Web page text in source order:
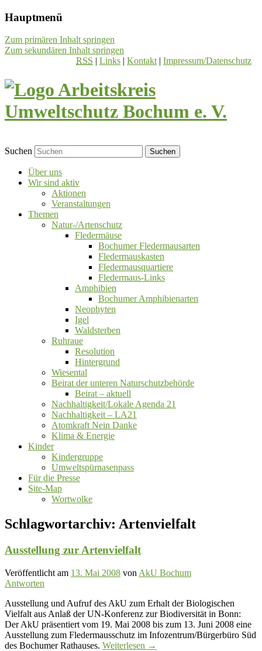
Hauptmenü
Zum primären Inhalt springen
Zum sekundären Inhalt springen
RSS | Links | Kontakt| Impressum/Datenschutz
Suchen
Über uns
Wir sind aktiv
Aktionen
Veranstaltungen
Themen
Natur-/Artenschutz
Fledermäuse
Bochumer Fledermausarten
Fledermauskasten
Fledermausquartiere
Fledermaus-Links
Amphibien
Bochumer Amphibienarten
Neophyten
Igel
Waldsterben
Ruhraue
Resolution
Hintergrund
Wiesental
Beirat der unteren Naturschutzbehörde
Beirat ‒ aktuell
Nachhaltigkeit/Lokale Agenda 21
Nachhaltigkeit – LA21
Atomkraft Nein Danke
Klima & Energie
Kinder
Kindergruppe
Umweltspürnasenpass
Für die Presse
Site-Map
Wortwolke
Schlagwortarchiv: Artenvielfalt
Ausstellung zur Artenvielfalt
Veröffentlicht am 13. Mai 2008 von AkU Bochum
Antworten
Ausstellung und Aufruf des AkU zum Erhalt der Biologischen
Vielfalt aus Anlaß der UN-Konferenz zur Biodiversität in Bonn:
Der AkU präsentiert vom 19. Mai 2008 bis zum 13. Juni 2008 eine
Ausstellung zum Fledermausschutz im Infozentrum/Bürgerbüro Süd
des Bochumer Rathauses. Weiterlesen →